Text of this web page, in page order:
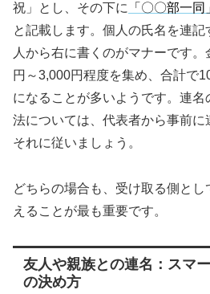
祝」とし、その下に
「〇〇部一
と記載します。個人の氏名を連
人から右に書くのがマナーです
円～3,000円程度を集め、合計で
になることが多いようです。連
法については、代表者から事前に
それに従いましょう。
どちらの場合も、受け取る側と
えることが最も重要です。
友人や親族との連名：スマ
の決め方